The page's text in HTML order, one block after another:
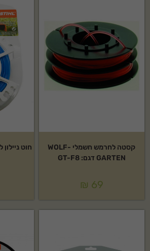
קסטה לחרמש חשמלי WOLF-
GARTEN דגם: GT-F8
₪ 69